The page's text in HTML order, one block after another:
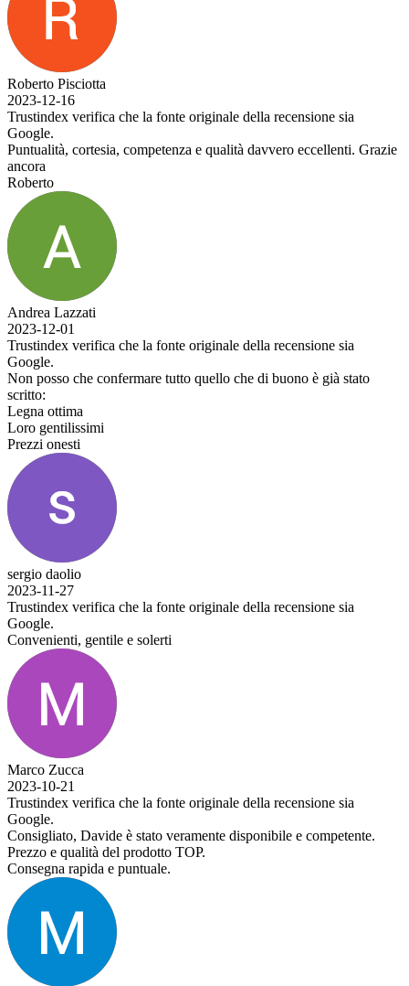
Roberto Pisciotta
2023-12-16
Trustindex verifica che la fonte originale della recensione sia
Google.
Puntualità, cortesia, competenza e qualità davvero eccellenti. Grazie
ancora
Roberto
Andrea Lazzati
2023-12-01
Trustindex verifica che la fonte originale della recensione sia
Google.
Non posso che confermare tutto quello che di buono è già stato
scritto:
Legna ottima
Loro gentilissimi
Prezzi onesti
sergio daolio
2023-11-27
Trustindex verifica che la fonte originale della recensione sia
Google.
Convenienti, gentile e solerti
Marco Zucca
2023-10-21
Trustindex verifica che la fonte originale della recensione sia
Google.
Consigliato, Davide è stato veramente disponibile e competente.
Prezzo e qualità del prodotto TOP.
Consegna rapida e puntuale.